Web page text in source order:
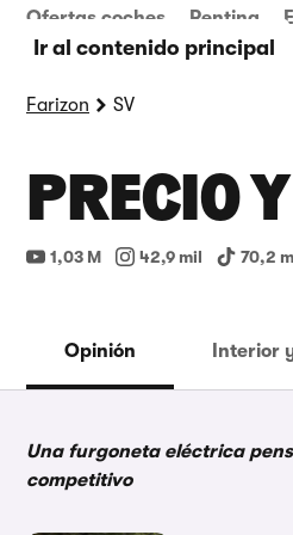
Ir al contenido principal
Ofertas coches Renting
Farizon SV
PRECIO
1,03 M 42,9 mil 70,2
Opinión Interior
Una furgoneta eléctrica
competitivo